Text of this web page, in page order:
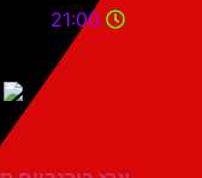
21:00